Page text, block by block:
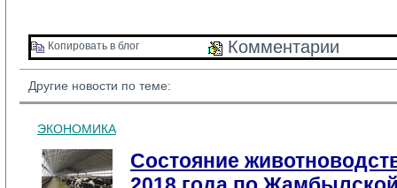
Копировать в блог Комментарии
Другие новости по теме:
ЭКОНОМИКА
Состояние